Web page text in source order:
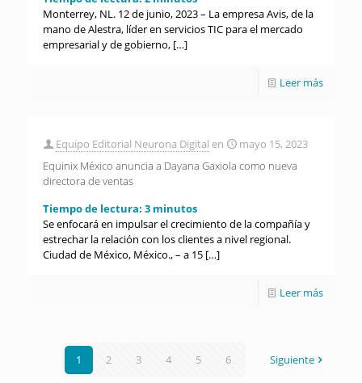
Monterrey, NL. 12 de junio, 2023 – La empresa Avis, de la
mano de Alestra, líder en servicios TIC para el mercado
empresarial y de gobierno, […]
Leer más
Equipo Editorial Neurona Digital en
mayo 15, 2023
Equinix México anuncia a Dayana Gaxiola como nueva
directora de ventas
Tiempo de lectura: 3 minutos
Se enfocará en impulsar el crecimiento de la compañía y
estrechar la relación con los clientes a nivel regional.
Ciudad de México, México., – a 15 […]
Leer más
1 2 3 4 5 6 Siguiente